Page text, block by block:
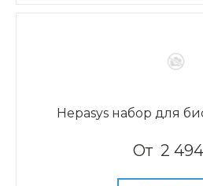
Hepasys набор для
От 2